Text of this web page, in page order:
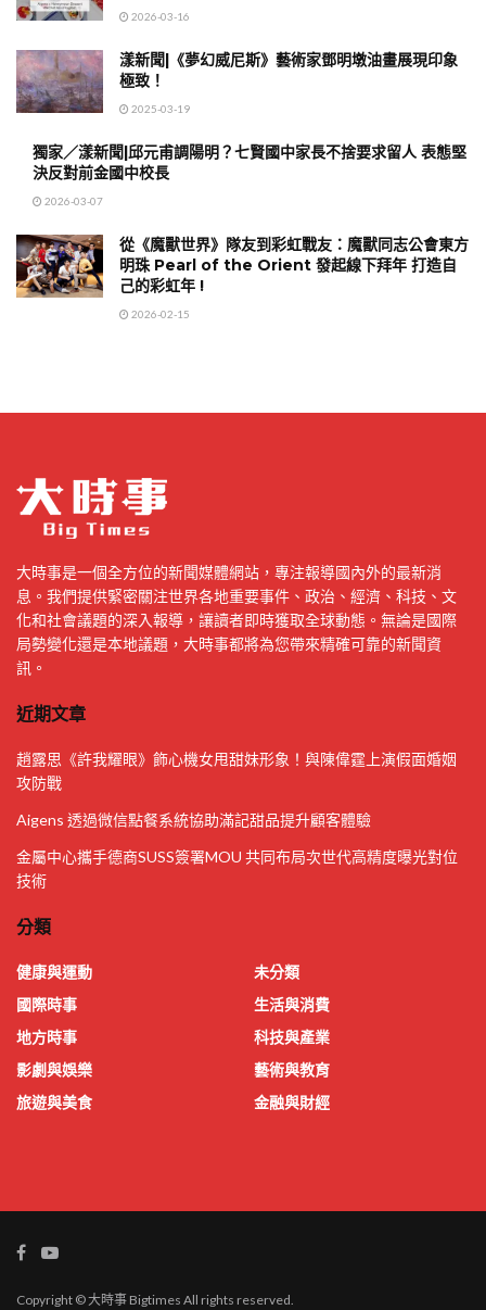
2026-03-16
漾新聞|《夢幻威尼斯》藝術家鄧明墩油畫展現印象
極致！
2025-03-19
獨家／漾新聞|邱元甫調陽明？七賢國中家長不捨要求留人 表態堅
決反對前金國中校長
2026-03-07
從《魔獸世界》隊友到彩虹戰友：魔獸同志公會東方
明珠 Pearl of the Orient 發起線下拜年 打造自
己的彩虹年 !
2026-02-15
大時事是一個全方位的新聞媒體網站，專注報導國內外的最新消
息。我們提供緊密關注世界各地重要事件、政治、經濟、科技、文
化和社會議題的深入報導，讓讀者即時獲取全球動態。無論是國際
局勢變化還是本地議題，大時事都將為您帶來精確可靠的新聞資
訊。
近期文章
趙露思《許我耀眼》飾心機女甩甜妹形象！與陳偉霆上演假面婚姻
攻防戰
Aigens 透過微信點餐系統協助滿記甜品提升顧客體驗
金屬中心攜手德商SUSS簽署MOU 共同布局次世代高精度曝光對位
技術
分類
健康與運動
國際時事
地方時事
影劇與娛樂
旅遊與美食
未分類
生活與消費
科技與產業
藝術與教育
金融與財經
Copyright © 大時事 Bigtimes All rights reserved.